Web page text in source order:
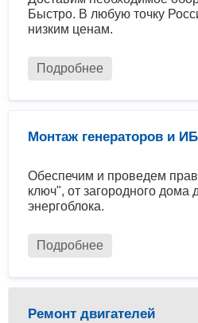
Быстро. В любую точку
низким ценам.
Подробнее
Монтаж генераторов и
Обеспечим и проведем
ключ", от загородного
энергоблока.
Подробнее
Ремонт двигателей